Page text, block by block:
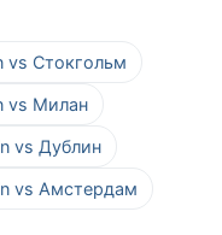
Стокгольм
vs Милан
vs Дублин
vs Амстердам